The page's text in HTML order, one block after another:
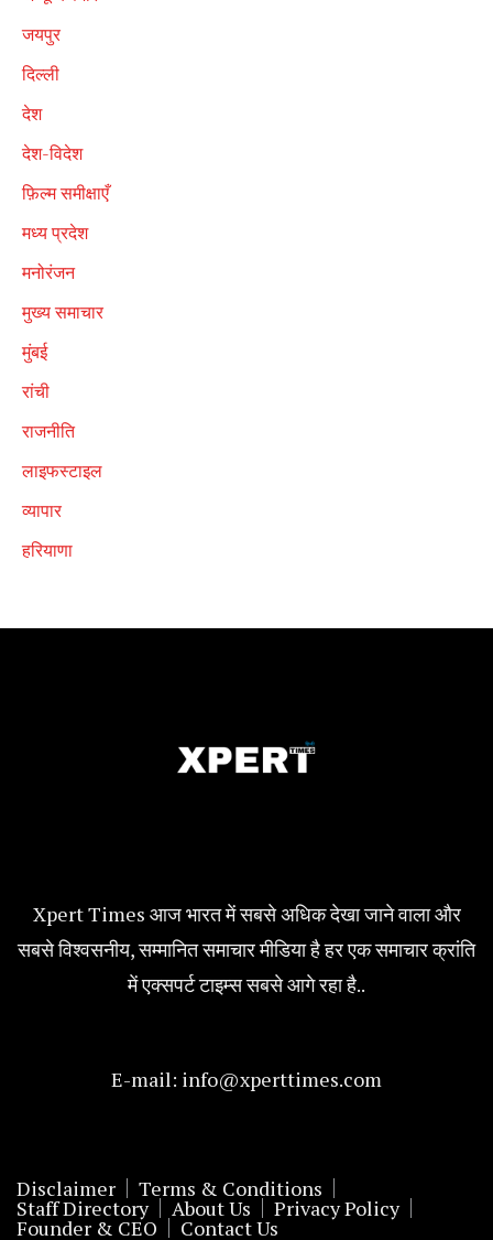
जयपुर
दिल्ली
देश
देश-विदेश
फ़िल्म समीक्षाएँ
मध्य प्रदेश
मनोरंजन
मुख्य समाचार
मुंबई
रांची
राजनीति
लाइफस्टाइल
व्यापार
हरियाणा
Xpert Times आज भारत में सबसे अधिक देखा जाने वाला और
सबसे विश्वसनीय, सम्मानित समाचार मीडिया है हर एक समाचार क्रांति
में एक्सपर्ट टाइम्स सबसे आगे रहा है..
E-mail: info@xperttimes.com
Disclaimer Terms & Conditions
Staff Directory About Us Privacy Policy
Founder & CEO Contact Us